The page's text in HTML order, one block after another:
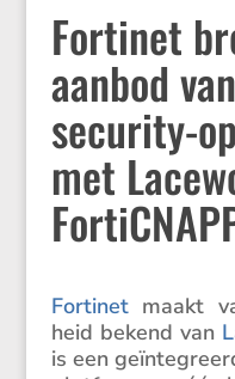
Fortinet
aanbod
security-
met
Fortinetmaakt
heid bekend van
is een